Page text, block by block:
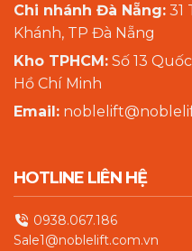
Chi nhánh Đà Nẵng: 31
Khánh, TP Đà Nẵng
Kho TPHCM: Số 13
Hồ Chí Minh
Email:
HOTLINE LIÊN HỆ
0938.067.186
Sale1@noblelift.com.vn